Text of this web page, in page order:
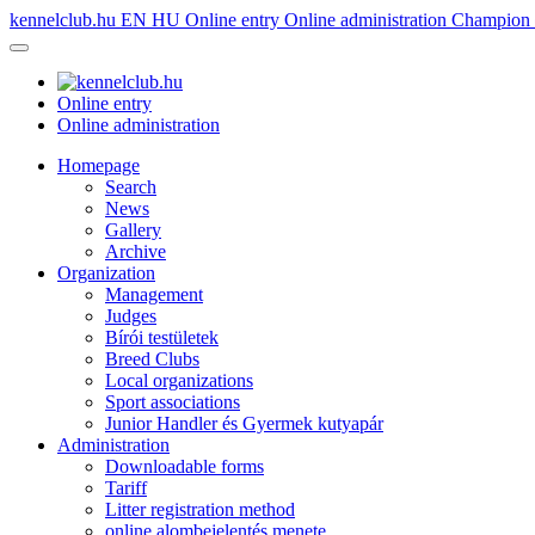
kennelclub.hu EN HU Online entry Online administration Champion
Online entry
Online administration
Homepage
Search
News
Gallery
Archive
Organization
Management
Judges
Bírói testületek
Breed Clubs
Local organizations
Sport associations
Junior Handler és Gyermek kutyapár
Administration
Downloadable forms
Tariff
Litter registration method
online alombejelentés menete